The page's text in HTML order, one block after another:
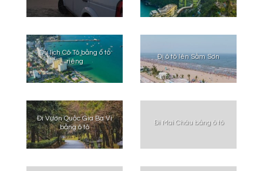
Du lịch Cô Tô bằng ô tô
riêng
Đi ô tô lên Sầm Sơn
Đi Vườn Quốc Gia Ba Vì
bằng ô tô
Đi Mai Châu bằng ô tô